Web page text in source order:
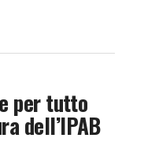
per tutto
dell’IPAB